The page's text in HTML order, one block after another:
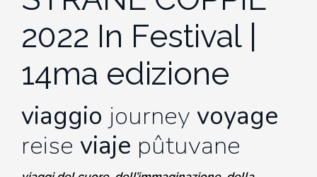
2022 In Festival |
14ma edizione
viaggio journey voyage
reise viaje pûtuvane
2006-2007
Storia: 2015
Storia: 2010